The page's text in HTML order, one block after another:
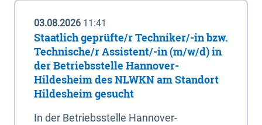
03.08.2026 11:41
Staatlich geprüfte/r Techniker/-in bzw.
Technische/r Assistent/-in (m/w/d) in
der Betriebsstelle Hannover-
Hildesheim des NLWKN am Standort
Hildesheim gesucht
In der Betriebsstelle Hannover-